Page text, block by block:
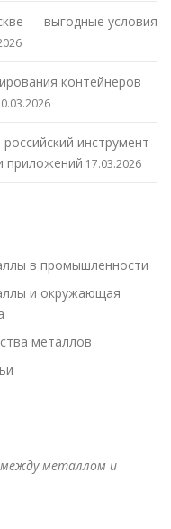
— выгодные условия
контейнеров
инструмент
приложений 17.03.2026
в промышленности
и окружающая
металлов
между металлом и